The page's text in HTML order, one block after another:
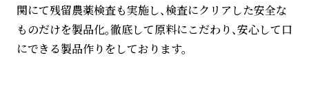
関にて残留農薬検査も実施し、検査にクリアした安全な
ものだけを製品化。徹底して原料にこだわり、安心して口
にできる製品作りをしております。